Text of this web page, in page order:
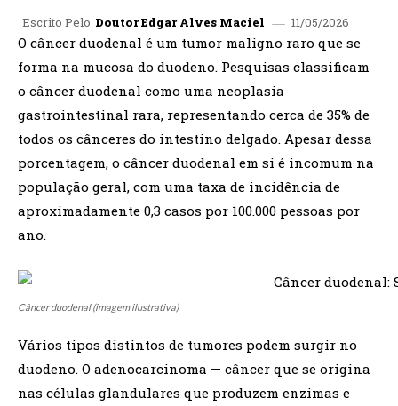
Escrito Pelo Doutor Edgar Alves Maciel 11/05/2026
O câncer duodenal é um tumor maligno raro que se
forma na mucosa do duodeno. Pesquisas classificam
o câncer duodenal como uma neoplasia
gastrointestinal rara, representando cerca de 35% de
todos os cânceres do intestino delgado. Apesar dessa
porcentagem, o câncer duodenal em si é incomum na
população geral, com uma taxa de incidência de
aproximadamente 0,3 casos por 100.000 pessoas por
ano.
Câncer duodenal (imagem ilustrativa)
Vários tipos distintos de tumores podem surgir no
duodeno. O adenocarcinoma — câncer que se origina
nas células glandulares que produzem enzimas e